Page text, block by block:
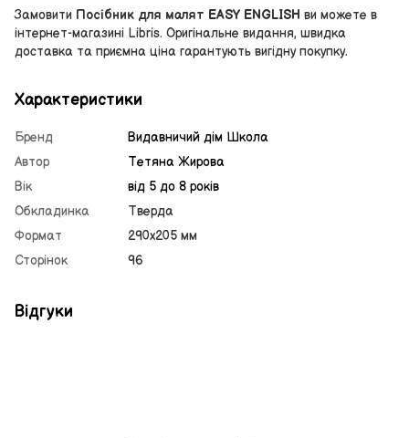
Замовити Посібник для малят EASY ENGLISH ви можете в
інтернет-магазині Libris. Оригінальне видання, швидка
доставка та приємна ціна гарантують вигідну покупку.
Характеристики
Бренд
Видавничий дім Школа
Автор
Тетяна Жирова
Вік
від 5 до 8 років
Обкладинка
Тверда
Формат
290х205 мм
Сторінок
96
Відгуки